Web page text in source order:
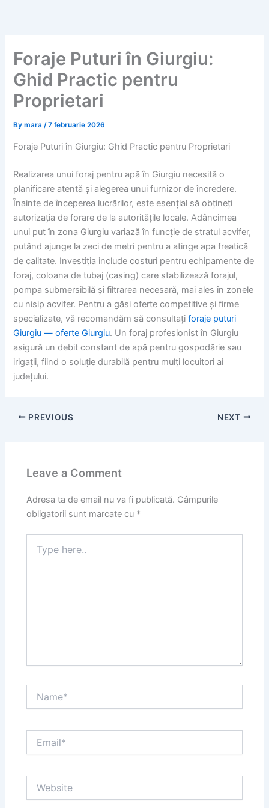
Foraje Puturi în Giurgiu:
Ghid Practic pentru
Proprietari
Bymara/7 februarie 2026
Foraje Puturi în Giurgiu: Ghid Practic pentru Proprietari
Realizarea unui foraj pentru apă în Giurgiu necesită o
planificare atentă și alegerea unui furnizor de încredere.
Înainte de începerea lucrărilor, este esențial să obțineți
autorizația de forare de la autoritățile locale. Adâncimea
unui put în zona Giurgiu variază în funcție de stratul acvifer,
putând ajunge la zeci de metri pentru a atinge apa freatică
de calitate. Investiția include costuri pentru echipamente de
foraj, coloana de tubaj (casing) care stabilizează forajul,
pompa submersibilă și filtrarea necesară, mai ales în zonele
cu nisip acvifer. Pentru a găsi oferte competitive și firme
specializate, vă recomandăm să consultațiforaje puturi
Giurgiu — oferte Giurgiu. Un foraj profesionist în Giurgiu
asigură un debit constant de apă pentru gospodărie sau
irigații, fiind o soluție durabilă pentru mulți locuitori ai
județului.
PREVIOUS NEXT
Leave a Comment
Adresa ta de email nu va fi publicată. Câmpurile
obligatorii sunt marcate cu *
here..